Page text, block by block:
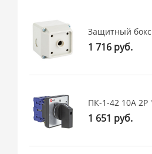
Защитный бокс
1 716 руб.
ПК-1-42 10А 2P
1 651 руб.